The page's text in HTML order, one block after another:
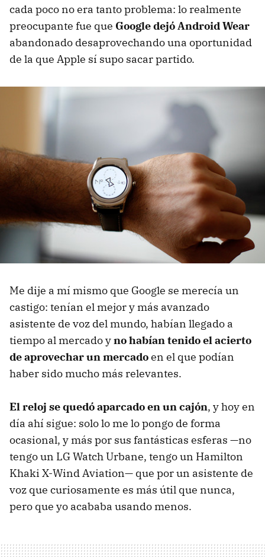
cada poco no era tanto problema: lo realmente
preocupante fue que Google dejó Android Wear
abandonado desaprovechando una oportunidad
de la que Apple sí supo sacar partido.
Me dije a mí mismo que Google se merecía un
castigo: tenían el mejor y más avanzado
asistente de voz del mundo, habían llegado a
tiempo al mercado yno habían tenido el acierto
de aprovechar un mercadoen el que podían
haber sido mucho más relevantes.
El reloj se quedó aparcado en un cajón, y hoy en
día ahí sigue: solo lo me lo pongo de forma
ocasional, y más por sus fantásticas esferas —no
tengo un LG Watch Urbane, tengo un Hamilton
Khaki X-Wind Aviation— que por un asistente de
voz que curiosamente es más útil que nunca,
pero que yo acababa usando menos.